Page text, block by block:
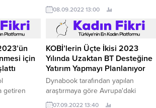
seyri ve
eden majör
Havayolu Premium Economy kabinli
A380 uçaklarıyla New York JFK,
Auckland, Melbourne, San
Francisco ve Singapur seferlerine
başlayacak; Londra ve Sidney uçuş
noktalarındaki Premium Economy
koltuklarının sayısını artıracak.
08.09.2022 13:00
için
getiren
2023
KOBİ’lerin Üçte İkisi 2023
Yılında Uzaktan BT Desteğine
Yatırım Yapmayı Planlanıyor
Dynabook tarafından yapılan
araştırmaya göre Avrupa'daki
KOBİ'lerin neredeyse yarısı BT
07.09.2022 13:40